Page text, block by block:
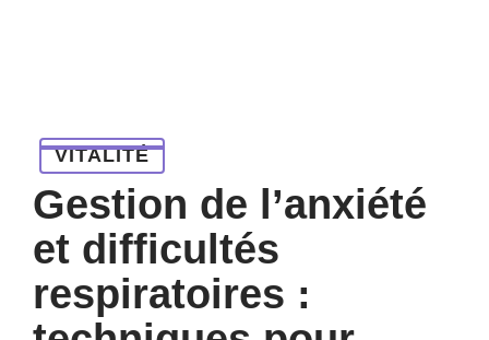
VITALITÉ
Gestion de l’anxiété
et difficultés
respiratoires :